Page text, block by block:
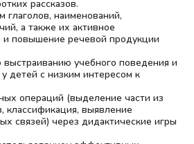
рассказов.
глаголов, наименований,
а также их активное
и повышение речевой продукции
выстраиванию учебного поведения и
детей с низким интересом к
операций (выделение части из
классификация, выявление
связей) через дидактические игры